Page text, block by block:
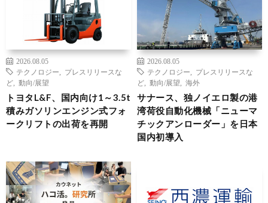
2026.08.05
テクノロジー
プレスリリースな
ど
動向/展望
トヨタL&F、国内向け1～3.5t
積みガソリンエンジン式フォ
ークリフトの出荷を再開
2026.08.05
テクノロジー
プレスリリースな
ど
動向/展望 海外
サナース、独ノイエロ製の港
湾荷役自動化機械「ニューマ
チックアンローダー」を日本
国内初導入